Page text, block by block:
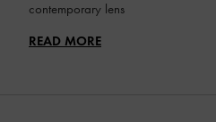
contemporary lens
READ MORE